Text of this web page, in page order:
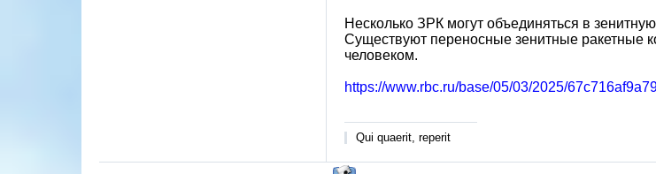
Несколько ЗРК могут объединяться в
Существуют переносные зенитные ракетные
человеком.
https://www.rbc.ru/base/05/03/2025/
Qui quaerit, reperit